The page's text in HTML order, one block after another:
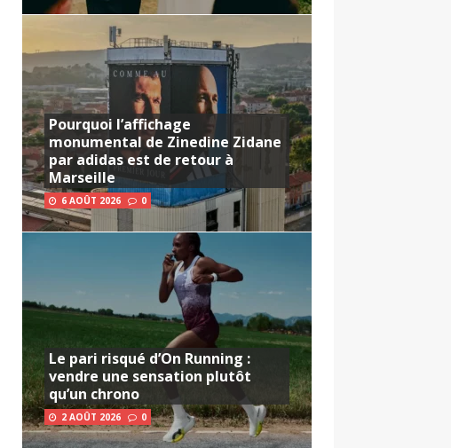
Pourquoi l’affichage
monumental de Zinedine Zidane
par adidas est de retour à
Marseille
6 AOÛT 2026 0
Le pari risqué d’On Running :
vendre une sensation plutôt
qu’un chrono
2 AOÛT 2026 0